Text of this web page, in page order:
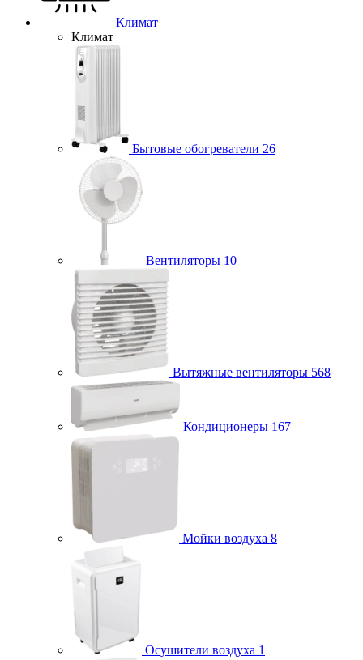
Климат
Климат
Бытовые обогреватели 26
Вентиляторы 10
Вытяжные вентиляторы 568
Кондиционеры 167
Мойки воздуха 8
Осушители воздуха 1